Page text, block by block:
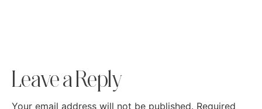
Leave a Reply
Your email address will not be published. Required